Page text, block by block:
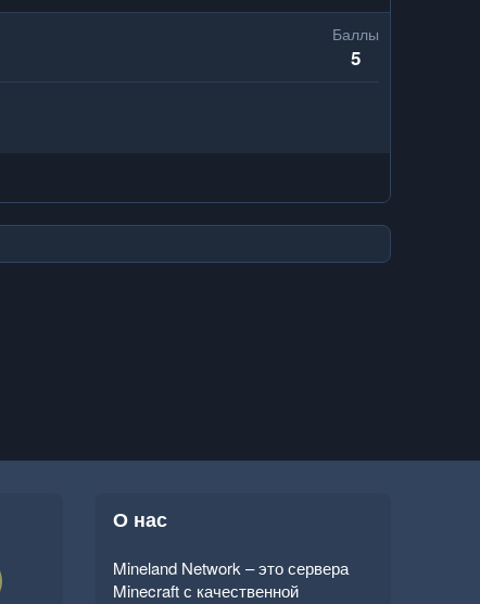
Баллы
5
О нас
Mineland Network – это сервера
Minecraft с качественной